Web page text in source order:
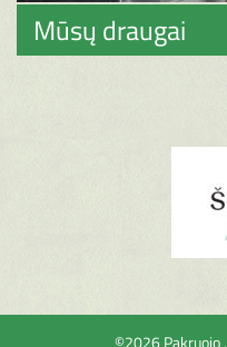
Mūsų draugai
©2026 Pakruojo